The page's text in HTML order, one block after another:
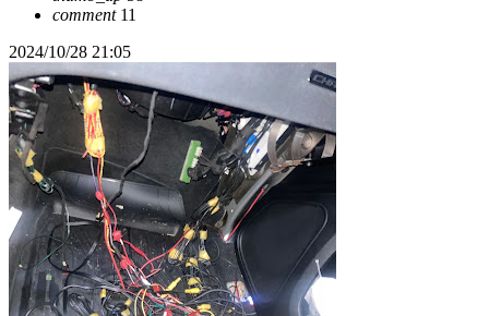
comment11
2024/10/28 21:05